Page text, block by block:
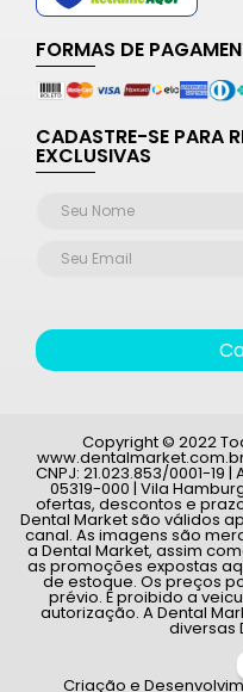
FORMAS DE
CADASTRE-SE PARA
EXCLUSIVAS
Copyright © 2022
CNPJ: 21.023.853/0001-19 |
05319-000 | Vila
ofertas, descontos e
Dental Market são válidos
canal. As imagens são
a Dental Market, assim
as promoções expostas
de estoque. Os preços
prévio. É proibido a
autorização. A Dental
diversas
Criação e